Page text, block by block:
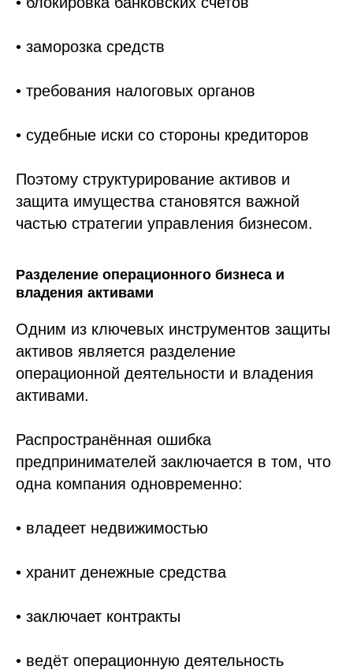
• заморозка средств
• требования налоговых органов
• судебные иски со стороны кредиторов
Поэтому структурирование активов и
защита имущества становятся важной
частью стратегии управления бизнесом.
Разделение операционного бизнеса и
владения активами
Одним из ключевых инструментов защиты
активов является разделение
операционной деятельности и владения
активами.
Распространённая ошибка
предпринимателей заключается в том, что
одна компания одновременно:
• владеет недвижимостью
• хранит денежные средства
• заключает контракты
• ведёт операционную деятельность